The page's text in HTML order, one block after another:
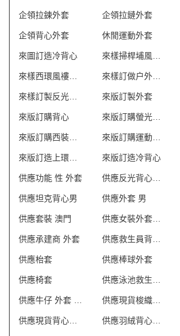
企領拉鍊外套 企領拉鏈外套
企領背心外套 休閒運動外套
來圖訂造冷背心
來樣訂做户外背包
來版訂製外套
來版訂購背心 來版訂購螢光背心
來版訂購運動外套
來版訂造冷背心
供應功能 性 外套 供應反光背心外套
供應坦克背心男 供應外套 男
供應套裝 澳門 供應女裝外套批發
供應承建商 外套 供應救生員背心T恤
供應枱套 供應棒球外套
供應椅套
供應現貨梭織反光背心
供應羽絨背心外套